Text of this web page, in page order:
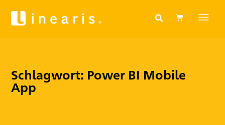
Schlagwort: Power BI Mobile
App